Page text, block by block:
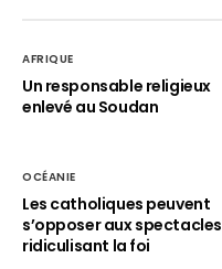
AFRIQUE
Un responsable religieux
enlevé au Soudan
OCÉANIE
Les catholiques peuvent
s’opposer aux spectacles
ridiculisant la foi